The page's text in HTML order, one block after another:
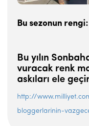
Bu sezonun
Bu yılın
vuracak renk
askıları ele
http://
bloggerlarinin-